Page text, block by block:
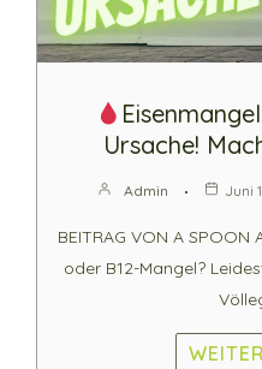
Ursache!
Admin Juni
BEITRAG VON A SPOON
oder B12-Mangel?